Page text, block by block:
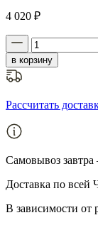
4 020 ₽
в корзину
Рассчитать
Самовывоз
Доставка по всей
В зависимости от